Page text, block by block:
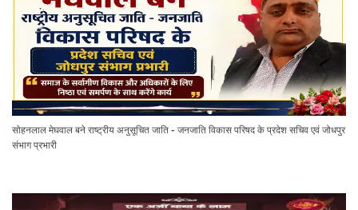
सोहनलाल मेघवाल बने राष्ट्रीय अनुसूचित जाति - जनजाति विकास परिषद के प्रदेश सचिव एवं जोधपुर
संभाग प्रभारी